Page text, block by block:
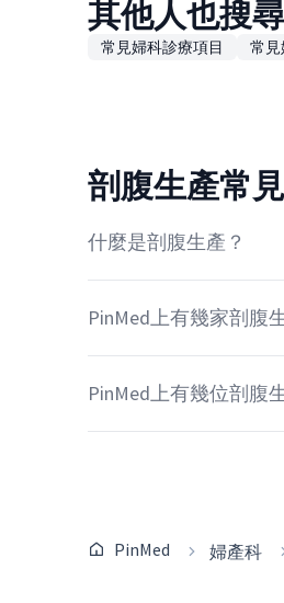
其他人也搜
常見婦科診療項目 常見
剖腹生產常
什麼是剖腹生產？
PinMed上有幾家剖腹
PinMed上有幾位剖腹
PinMed 婦產科